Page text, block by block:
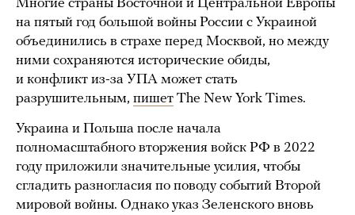
Многие страны Восточной и Центральной Европы
на пятый год большой войны России с Украиной
объединились в страхе перед Москвой, но между
ними сохраняются исторические обиды,
и конфликт из-за УПА может стать
разрушительным, пишет The New York Times.
Украина и Польша после начала
полномасштабного вторжения войск РФ в 2022
году приложили значительные усилия, чтобы
сгладить разногласия по поводу событий Второй
мировой войны. Однако указ Зеленского вновь